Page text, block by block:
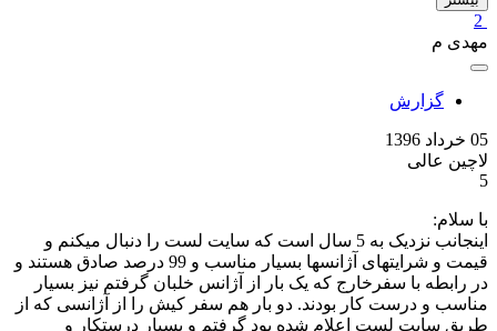
2
مهدی م
گزارش
05 خرداد 1396
لاچین عالی
5
با سلام:
اینجانب نزدیک به 5 سال است که سایت لست را دنبال میکنم و
قیمت و شرایتهای آژانسها بسیار مناسب و 99 درصد صادق هستند و
در رابطه با سفرخارج که یک بار از آژانس خلبان گرفتم نیز بسیار
مناسب و درست کار بودند. دو بار هم سفر کیش را از آژانسی که از
طریق سایت لست اعلام شده بود گرفتم و بسیار درستکار و